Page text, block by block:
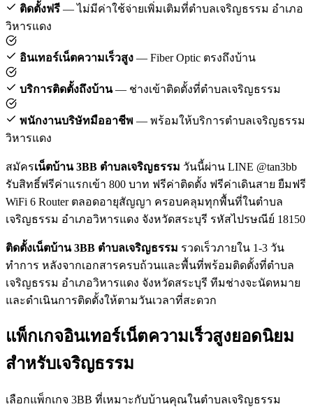
ติดตั้งฟรี — ไม่มีค่าใช้จ่ายเพิ่มเติมที่ตำบลเจริญธรรม อำเภอ
วิหารแดง
อินเทอร์เน็ตความเร็วสูง — Fiber Optic ตรงถึงบ้าน
บริการติดตั้งถึงบ้าน— ช่างเข้าติดตั้งที่ตำบลเจริญธรรม
พนักงานบริษัทมืออาชีพ — พร้อมให้บริการตำบลเจริญธรรม
วิหารแดง
สมัครเน็ตบ้าน 3BB ตำบลเจริญธรรม วันนี้ผ่าน LINE @tan3bb
รับสิทธิ์ฟรีค่าแรกเข้า 800 บาท ฟรีค่าติดตั้ง ฟรีค่าเดินสาย ยืมฟรี
WiFi 6 Router ตลอดอายุสัญญา ครอบคลุมทุกพื้นที่ในตำบล
เจริญธรรม อำเภอวิหารแดง จังหวัดสระบุรี รหัสไปรษณีย์ 18150
ติดตั้งเน็ตบ้าน 3BB ตำบลเจริญธรรม รวดเร็วภายใน 1-3 วัน
ทำการ หลังจากเอกสารครบถ้วนและพื้นที่พร้อมติดตั้งที่ตำบล
เจริญธรรม อำเภอวิหารแดง จังหวัดสระบุรี ทีมช่างจะนัดหมาย
และดำเนินการติดตั้งให้ตามวันเวลาที่สะดวก
แพ็กเกจอินเทอร์เน็ตความเร็วสูงยอดนิยม
สำหรับเจริญธรรม
เลือกแพ็กเกจ 3BB ที่เหมาะกับบ้านคุณในตำบลเจริญธรรม